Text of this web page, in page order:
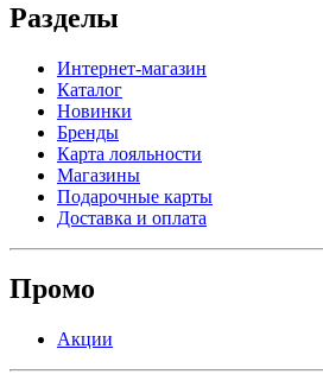
Разделы
Интернет-магазин
Каталог
Новинки
Бренды
Карта лояльности
Магазины
Подарочные карты
Доставка и оплата
Промо
Акции